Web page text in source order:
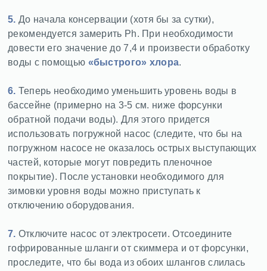
5. До начала консервации (хотя бы за сутки),
рекомендуется замерить Ph. При необходимости
довести его значение до 7,4 и произвести обработку
воды с помощью «быстрого» хлора.
6. Теперь необходимо уменьшить уровень воды в
бассейне (примерно на 3-5 см. ниже форсунки
обратной подачи воды). Для этого придется
использовать погружной насос (следите, что бы на
погружном насосе не оказалось острых выступающих
частей, которые могут повредить пленочное
покрытие). После установки необходимого для
зимовки уровня воды можно приступать к
отключению оборудования.
7. Отключите насос от электросети. Отсоедините
гофрированные шланги от скиммера и от форсунки,
проследите, что бы вода из обоих шлангов слилась